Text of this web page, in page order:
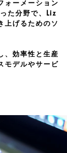
ォーメーション
た分野で、Liz
上げるためのソ
、効率性と生産
モデルやサービ